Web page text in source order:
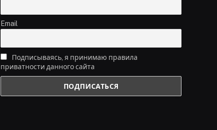
Email
Подписываясь, я принимаю правила
приватности данного сайта